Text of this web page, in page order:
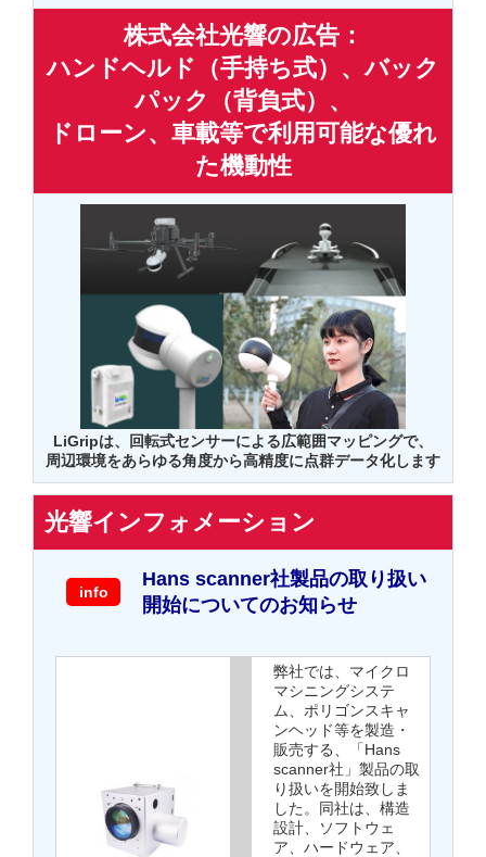
株式会社光響の広告：
ハンドヘルド（手持ち式）、バック
パック（背負式）、
ドローン、車載等で利用可能な優れ
た機動性
LiGripは、回転式センサーによる広範囲マッピングで、
周辺環境をあらゆる角度から高精度に点群データ化します
光響インフォメーション
info
Hans scanner社製品の取り扱い
開始についてのお知らせ
弊社では、マイクロ
マシニングシステ
ム、ポリゴンスキャ
ンヘッド等を製造・
販売する、「Hans
scanner社」製品の取
り扱いを開始致しま
した。同社は、構造
設計、ソフトウェ
ア、ハードウェア、